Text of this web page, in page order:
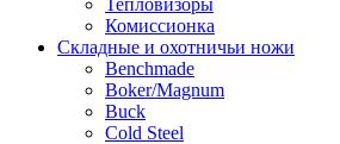
Комиссионка
Складные и охотничьи ножи
Benchmade
Boker/Magnum
Buck
Cold Steel